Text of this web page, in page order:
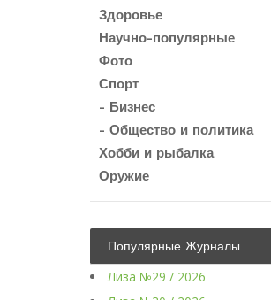
Здоровье
Научно-популярные
Фото
Спорт
- Бизнес
- Общество и политика
Хобби и рыбалка
Оружие
Популярные Журналы
Лиза №29 / 2026